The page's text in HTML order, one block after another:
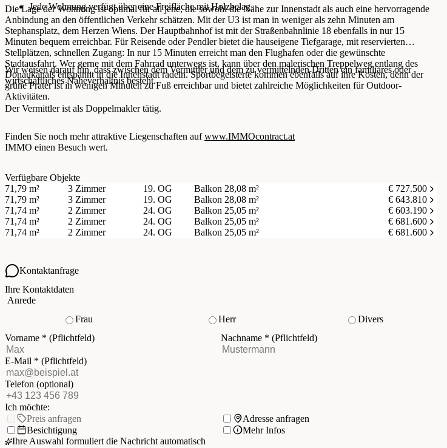
Jede Wohnung verfügt über eine Freifläche mit Holzbelag
Die Lage der Wohnung ist optimal für all jene, die sowohl die Nähe zur Innenstadt als auch eine hervorragende
Anbindung an den öffentlichen Verkehr schätzen. Mit der U3 ist man in weniger als zehn Minuten am
Stephansplatz, dem Herzen Wiens. Der Hauptbahnhof ist mit der Straßenbahnlinie 18 ebenfalls in nur 15
Minuten bequem erreichbar. Für Reisende oder Pendler bietet die hauseigene Tiefgarage, mit reservierten
Stellplätzen, schnellen Zugang: In nur 15 Minuten erreicht man den Flughafen oder die gewünschte
Stadtausfahrt. Wer gerne mit dem Fahrrad unterwegs ist, kann über den malerischen Treppelweg entlang des
Donaukanals entspannt in die Innenstadt radeln. Sportbegeisterte kommen ebenfalls auf ihre Kosten, denn der
grüne Prater ist in wenigen Minuten zu Fuß erreichbar und bietet zahlreiche Möglichkeiten für Outdoor-
Aktivitäten.
Wir weisen darauf hin, dass zwischen dem Vermittler und dem zu vermittelnden Dritten ein familiäres oder
wirtschaftliches Naheverhältnis besteht.
Der Vermittler ist als Doppelmakler tätig.
Finden Sie noch mehr attraktive Liegenschaften aufwww.IMMOcontract.at
IMMO einen Besuch wert.
Verfügbare Objekte
71,79 m²
3 Zimmer 19. OG Balkon 28,08 m²
€ 727.500
71,79 m²
3 Zimmer 19. OG Balkon 28,08 m²
€ 643.810
71,74 m²
2 Zimmer 24. OG Balkon 25,05 m²
€ 603.190
71,74 m²
2 Zimmer 24. OG Balkon 25,05 m²
€ 681.600
71,74 m²
2 Zimmer 24. OG Balkon 25,05 m² € 681.600
Kontaktanfrage
Ihre Kontaktdaten
Anrede
Frau
Herr
Divers
Vorname * (Pflichtfeld) Nachname * (Pflichtfeld)
E-Mail * (Pflichtfeld)
Telefon (optional)
Ich möchte:
Preis anfragen
Adresse anfragen
Besichtigung
Mehr Infos
Ihre Auswahl formuliert die Nachricht automatisch